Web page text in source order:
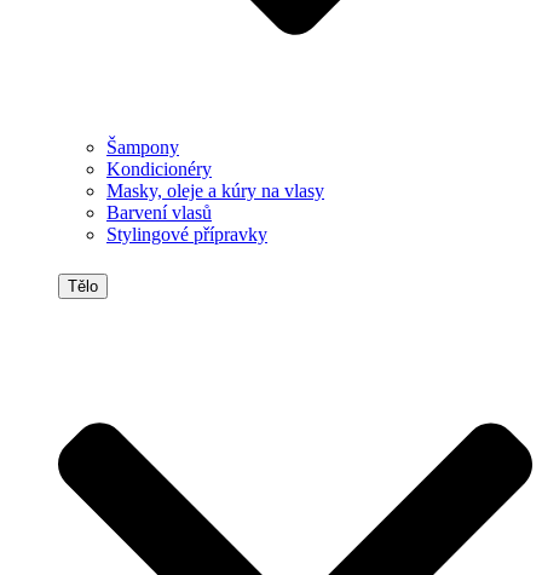
Šampony
Kondicionéry
Masky, oleje a kúry na vlasy
Barvení vlasů
Stylingové přípravky
Tělo